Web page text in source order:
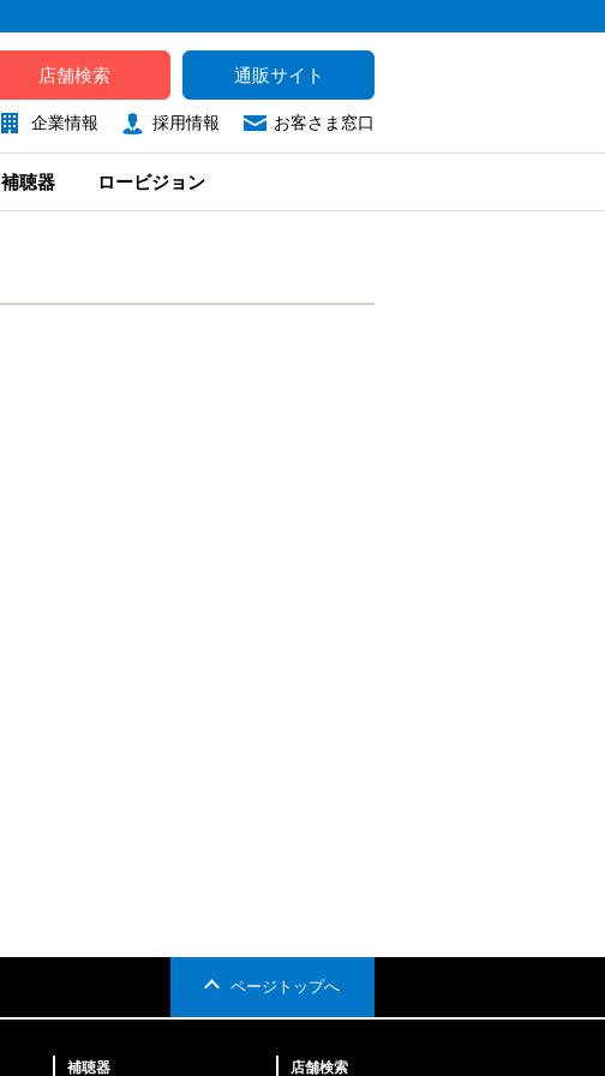
店舗検索 通販サイト
企業情報 採用情報 お客さま窓口
補聴器 ロービジョン
ページトップへ
補聴器 店舗検索